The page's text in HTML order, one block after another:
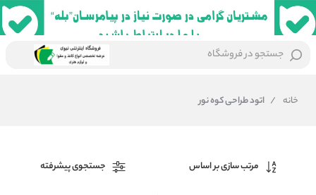
جستجو در فروشگاه
خانه / اتود طراحی کوه نور
مرتب سازی بر اساس جستجوی پیشرفته